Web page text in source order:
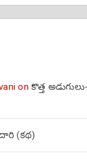
onకొత్త
(కథ)